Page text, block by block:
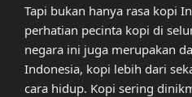
Tapi bukan hanya rasa kopi
perhatian pecinta kopi di
negara ini juga merupakan
Indonesia, kopi lebih dari
cara hidup. Kopi sering